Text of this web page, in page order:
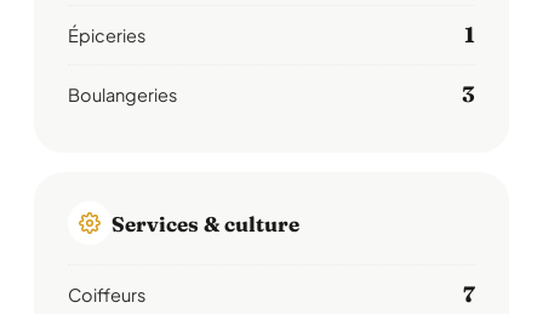
Épiceries 1
Boulangeries 3
Services & culture
Coiffeurs 7